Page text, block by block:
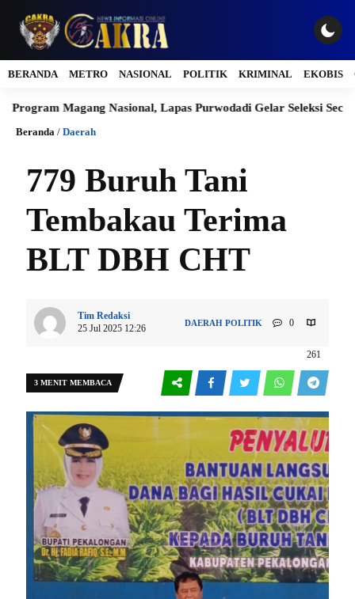
BERANDA METRO NASIONAL POLITIK KRIMINAL EKOBIS
Nasional, Lapas Purwodadi Gelar Seleksi Secara
Beranda / Daerah
779 Buruh Tani
Tembakau Terima
BLT DBH CHT
Tim Redaksi
25 Jul 2025 12:26
DAERAH POLITIK 0
261
3 MENIT MEMBACA